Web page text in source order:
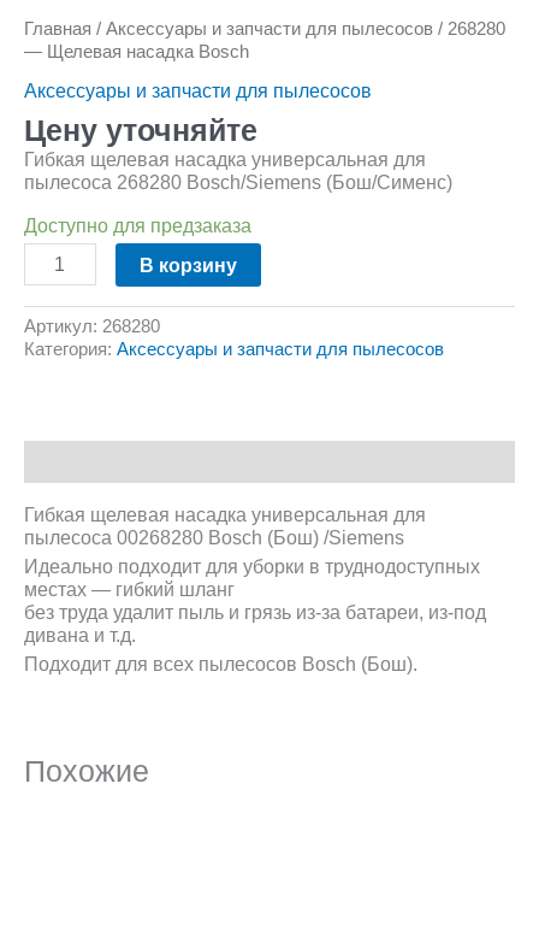
Главная / Аксессуары и запчасти для пылесосов / 268280
— Щелевая насадка Bosch
Аксессуары и запчасти для пылесосов
Цену уточняйте
Гибкая щелевая насадка универсальная для
пылесоса 268280 Bosch/Siemens (Бош/Сименс)
Доступно для предзаказа
В корзину
Артикул: 268280
Категория: Аксессуары и запчасти для пылесосов
Гибкая щелевая насадка универсальная для
пылесоса 00268280 Bosch (Бош) /Siemens
Идеально подходит для уборки в труднодоступных
местах — гибкий шланг
без труда удалит пыль и грязь из-за батареи, из-под
дивана и т.д.
Подходит для всех пылесосов Bosch (Бош).
Похожие